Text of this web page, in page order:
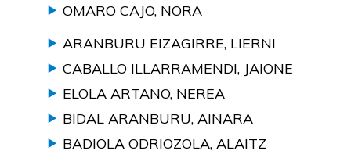
OMARO CAJO, NORA
ARANBURU EIZAGIRRE, LIERNI
CABALLO ILLARRAMENDI, JAIONE
ELOLA ARTANO, NEREA
BIDAL ARANBURU, AINARA
BADIOLA ODRIOZOLA, ALAITZ